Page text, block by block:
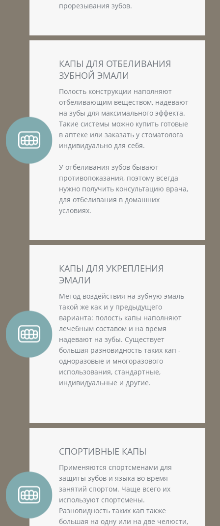
прорезывания зубов.
КАПЫ ДЛЯ ОТБЕЛИВАНИЯ
ЗУБНОЙ ЭМАЛИ
Полость конструкции наполняют
отбеливающим веществом, надевают
на зубы для максимального эффекта.
Такие системы можно купить готовые
в аптеке или заказать у стоматолога
индивидуально для себя.
У отбеливания зубов бывают
противопоказания, поэтому всегда
нужно получить консультацию врача,
для отбеливания в домашних
условиях.
КАПЫ ДЛЯ УКРЕПЛЕНИЯ
ЭМАЛИ
Метод воздействия на зубную эмаль
такой же как и у предыдущего
варианта: полость капы наполняют
лечебным составом и на время
надевают на зубы. Существует
большая разновидность таких кап -
одноразовые и многоразового
использования, стандартные,
индивидуальные и другие.
СПОРТИВНЫЕ КАПЫ
Применяются спортсменами для
защиты зубов и языка во время
занятий спортом. Чаще всего их
используют спортсмены.
Разновидность таких кап также
большая на одну или на две челюсти,